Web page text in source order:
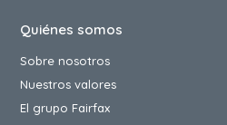
Quiénes somos
Sobre nosotros
Nuestros valores
El grupo Fairfax